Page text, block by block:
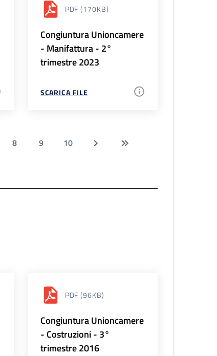
PDF (170KB)
Congiuntura Unioncamere
- Manifattura - 2°
trimestre 2023
SCARICA FILE
8 9 10
PDF (96KB)
Congiuntura Unioncamere
- Costruzioni - 3°
trimestre 2016